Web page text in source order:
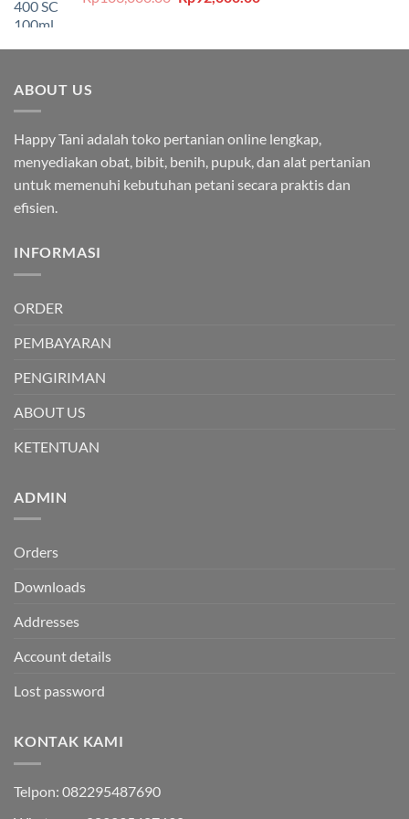
Rp103,000.00.adalah:
ABOUT US
Happy Tani adalah toko pertanian online lengkap,
menyediakan obat, bibit, benih, pupuk, dan alat pertanian
untuk memenuhi kebutuhan petani secara praktis dan
efisien.
INFORMASI
ORDER
PEMBAYARAN
PENGIRIMAN
ABOUT US
KETENTUAN
ADMIN
Orders
Downloads
Addresses
Account details
Lost password
KONTAK KAMI
Telpon: 082295487690